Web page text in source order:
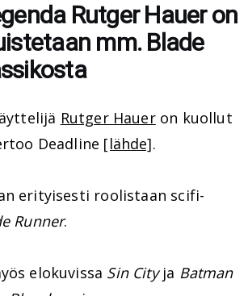
Rutger Hauer on
mm. Blade
Rutger Haueron kuollut
Deadline [lähde].
erityisesti roolistaan scifi-
Runner.
elokuvissa Sin Cityja Batman